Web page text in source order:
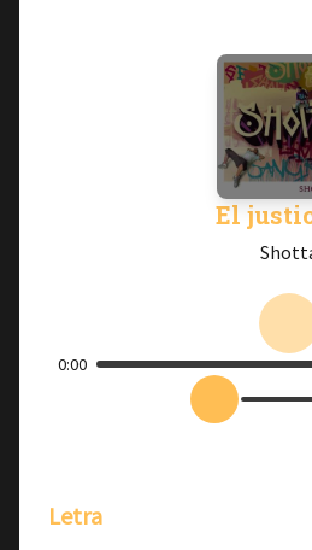
El
0:00
Letra